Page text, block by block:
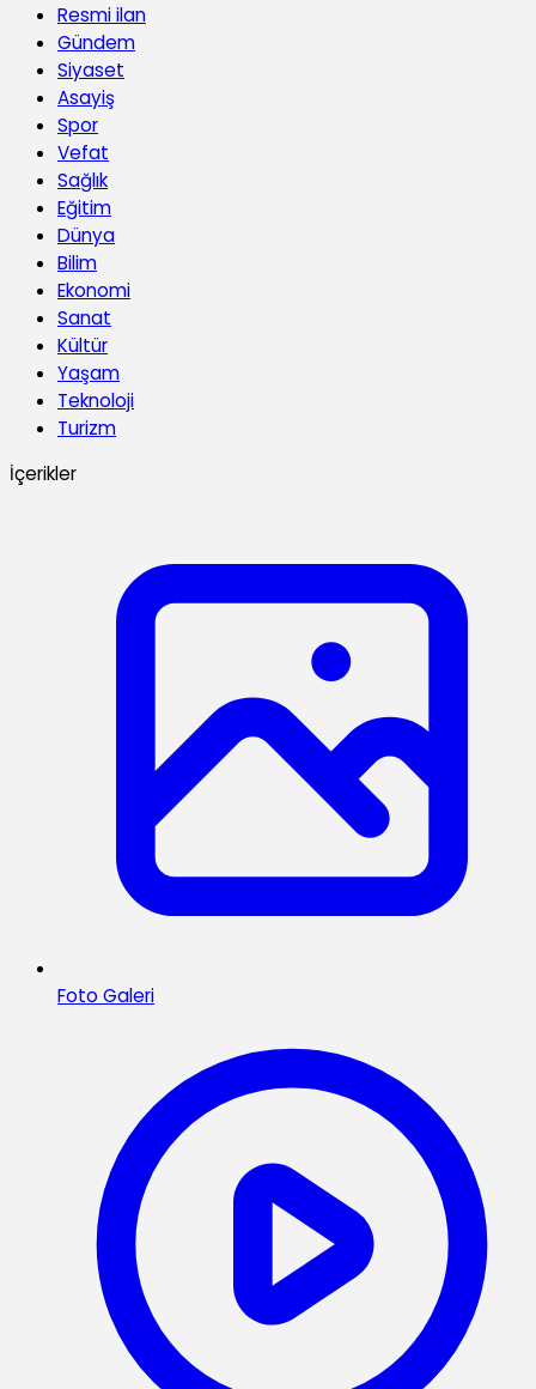
Resmi ilan
Gündem
Siyaset
Asayiş
Spor
Vefat
Sağlık
Eğitim
Dünya
Bilim
Ekonomi
Sanat
Kültür
Yaşam
Teknoloji
Turizm
İçerikler
Foto Galeri